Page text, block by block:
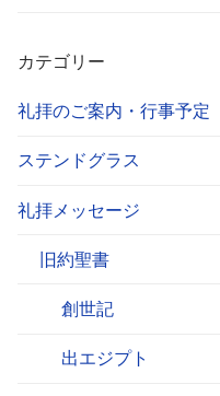
カテゴリー
礼拝のご案内・行事予定
ステンドグラス
礼拝メッセージ
旧約聖書
創世記
出エジプト